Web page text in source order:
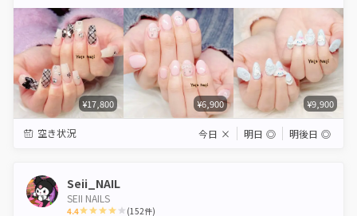
¥17,800 ¥6,900 ¥9,900
空き状況 今日 × 明日 ◎ 明後日 ◎
Seii_NAIL
SEII NAILS
4.4 (152件)